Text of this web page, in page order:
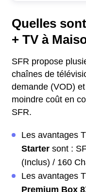
Quelles
+ TV à
SFR propose
chaînes de
demande (VOD)
moindre coût en
SFR.
Les avantages
Starter sont :
(Inclus) / 160
Les avantages
Premium Box